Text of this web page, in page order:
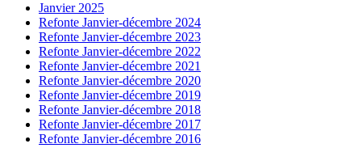
Janvier 2025
Refonte Janvier-décembre 2024
Refonte Janvier-décembre 2023
Refonte Janvier-décembre 2022
Refonte Janvier-décembre 2021
Refonte Janvier-décembre 2020
Refonte Janvier-décembre 2019
Refonte Janvier-décembre 2018
Refonte Janvier-décembre 2017
Refonte Janvier-décembre 2016